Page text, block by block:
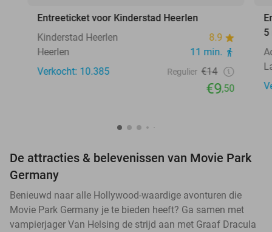
Entreeticket voor Kinderstad Heerlen
Kinderstad Heerlen
8.9
Heerlen
11 min.
Verkocht: 10.385
Regulier €14
€9,50
5
De attracties & belevenissen van Movie Park
Germany
Benieuwd naar alle Hollywood-waardige avonturen die
Movie Park Germany je te bieden heeft? Ga samen met
vampierjager Van Helsing de strijd aan met Graaf Dracula